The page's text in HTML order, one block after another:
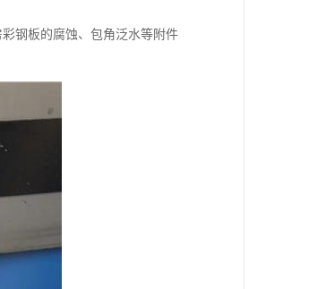
钢板的腐蚀、包角泛水等附件